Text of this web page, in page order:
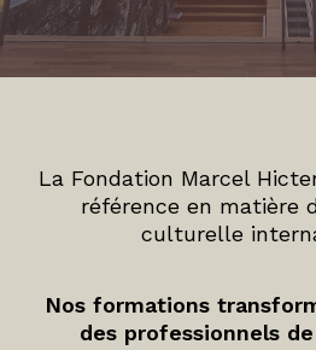
La Fondation Marcel
référence en matière
culturelle
Nos formations
des professionnels